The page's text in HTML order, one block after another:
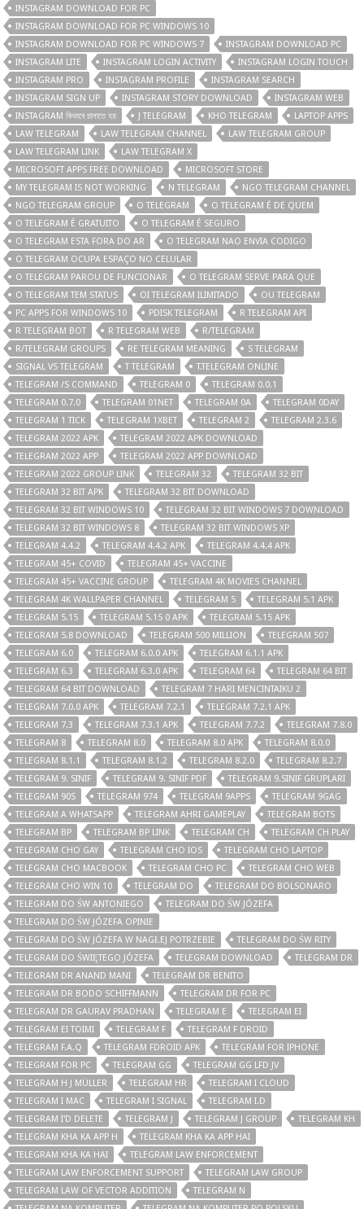
INSTAGRAM DOWNLOAD FOR PC
INSTAGRAM DOWNLOAD FOR PC WINDOWS 10
INSTAGRAM DOWNLOAD FOR PC WINDOWS 7
INSTAGRAM DOWNLOAD PC
INSTAGRAM LITE
INSTAGRAM LOGIN ACTIVITY
INSTAGRAM LOGIN TOUCH
INSTAGRAM PRO
INSTAGRAM PROFILE
INSTAGRAM SEARCH
INSTAGRAM SIGN UP
INSTAGRAM STORY DOWNLOAD
INSTAGRAM WEB
INSTAGRAM কিভাবে চালাতে হয়
J TELEGRAM KHO TELEGRAM
LAPTOP APPS
LAW TELEGRAM
LAW TELEGRAM CHANNEL
LAW TELEGRAM GROUP
LAW TELEGRAM LINK
LAW TELEGRAM X
MICROSOFT APPS FREE DOWNLOAD
MICROSOFT STORE
MY TELEGRAM IS NOT WORKING
N TELEGRAM
NGO TELEGRAM CHANNEL
NGO TELEGRAM GROUP
O TELEGRAM
O TELEGRAM É DE QUEM
O TELEGRAM É GRATUITO
O TELEGRAM É SEGURO
O TELEGRAM ESTA FORA DO AR
O TELEGRAM NAO ENVIA CODIGO
O TELEGRAM OCUPA ESPAÇO NO CELULAR
O TELEGRAM PAROU DE FUNCIONAR
O TELEGRAM SERVE PARA QUE
O TELEGRAM TEM STATUS
OI TELEGRAM ILIMITADO
OU TELEGRAM
PC APPS FOR WINDOWS 10
PDISK TELEGRAM
R TELEGRAM API
R TELEGRAM BOT
R TELEGRAM WEB
R/TELEGRAM
R/TELEGRAM GROUPS
RE TELEGRAM MEANING
S TELEGRAM
SIGNAL VS TELEGRAM
T TELEGRAM
T.TELEGRAM ONLINE
TELEGRAM /S COMMAND
TELEGRAM 0
TELEGRAM 0.0.1
TELEGRAM 0.7.0
TELEGRAM 01NET TELEGRAM 0A
TELEGRAM 0DAY
TELEGRAM 1 TICK
TELEGRAM 1XBET TELEGRAM 2
TELEGRAM 2.3.6
TELEGRAM 2022 APK
TELEGRAM 2022 APK DOWNLOAD
TELEGRAM 2022 APP
TELEGRAM 2022 APP DOWNLOAD
TELEGRAM 2022 GROUP LINK
TELEGRAM 32
TELEGRAM 32 BIT
TELEGRAM 32 BIT APK
TELEGRAM 32 BIT DOWNLOAD
TELEGRAM 32 BIT WINDOWS 10
TELEGRAM 32 BIT WINDOWS 7 DOWNLOAD
TELEGRAM 32 BIT WINDOWS 8
TELEGRAM 32 BIT WINDOWS XP
TELEGRAM 4.4.2
TELEGRAM 4.4.2 APK
TELEGRAM 4.4.4 APK
TELEGRAM 45+ COVID
TELEGRAM 45+ VACCINE
TELEGRAM 45+ VACCINE GROUP
TELEGRAM 4K MOVIES CHANNEL
TELEGRAM 4K WALLPAPER CHANNEL
TELEGRAM 5
TELEGRAM 5.1 APK
TELEGRAM 5.15
TELEGRAM 5.15 0 APK
TELEGRAM 5.15 APK
TELEGRAM 5.8 DOWNLOAD
TELEGRAM 500 MILLION
TELEGRAM 507
TELEGRAM 6.0
TELEGRAM 6.0.0 APK
TELEGRAM 6.1.1 APK
TELEGRAM 6.3
TELEGRAM 6.3.0 APK TELEGRAM 64
TELEGRAM 64 BIT
TELEGRAM 64 BIT DOWNLOAD
TELEGRAM 7 HARI MENCINTAIKU 2
TELEGRAM 7.0.0 APK
TELEGRAM 7.2.1
TELEGRAM 7.2.1 APK
TELEGRAM 7.3
TELEGRAM 7.3.1 APK TELEGRAM 7.7.2
TELEGRAM 7.8.0
TELEGRAM 8
TELEGRAM 8.0 TELEGRAM 8.0 APK
TELEGRAM 8.0.0
TELEGRAM 8.1.1
TELEGRAM 8.1.2 TELEGRAM 8.2.0
TELEGRAM 8.2.7
TELEGRAM 9. SINIF
TELEGRAM 9. SINIF PDF
TELEGRAM 9.SINIF GRUPLARI
TELEGRAM 90S
TELEGRAM 974 TELEGRAM 9APPS
TELEGRAM 9GAG
TELEGRAM A WHATSAPP
TELEGRAM AHRI GAMEPLAY
TELEGRAM BOTS
TELEGRAM BP
TELEGRAM BP LINK TELEGRAM CH
TELEGRAM CH PLAY
TELEGRAM CHO GAY
TELEGRAM CHO IOS
TELEGRAM CHO LAPTOP
TELEGRAM CHO MACBOOK
TELEGRAM CHO PC
TELEGRAM CHO WEB
TELEGRAM CHO WIN 10
TELEGRAM DO
TELEGRAM DO BOLSONARO
TELEGRAM DO ŚW ANTONIEGO
TELEGRAM DO ŚW JÓZEFA
TELEGRAM DO ŚW JÓZEFA OPINIE
TELEGRAM DO ŚW JÓZEFA W NAGŁEJ POTRZEBIE
TELEGRAM DO ŚW RITY
TELEGRAM DO ŚWIĘTEGO JÓZEFA
TELEGRAM DOWNLOAD
TELEGRAM DR
TELEGRAM DR ANAND MANI
TELEGRAM DR BENITO
TELEGRAM DR BODO SCHIFFMANN
TELEGRAM DR FOR PC
TELEGRAM DR GAURAV PRADHAN
TELEGRAM E
TELEGRAM EI
TELEGRAM EI TOIMI
TELEGRAM F
TELEGRAM F DROID
TELEGRAM F.A.Q
TELEGRAM FDROID APK
TELEGRAM FOR IPHONE
TELEGRAM FOR PC
TELEGRAM GG
TELEGRAM GG LFD JV
TELEGRAM H J MÜLLER
TELEGRAM HR
TELEGRAM I CLOUD
TELEGRAM I MAC
TELEGRAM I SIGNAL
TELEGRAM I.D
TELEGRAM I'D DELETE
TELEGRAM J TELEGRAM J GROUP
TELEGRAM KH
TELEGRAM KHA KA APP H
TELEGRAM KHA KA APP HAI
TELEGRAM KHA KA HAI
TELEGRAM LAW ENFORCEMENT
TELEGRAM LAW ENFORCEMENT SUPPORT
TELEGRAM LAW GROUP
TELEGRAM LAW OF VECTOR ADDITION
TELEGRAM N